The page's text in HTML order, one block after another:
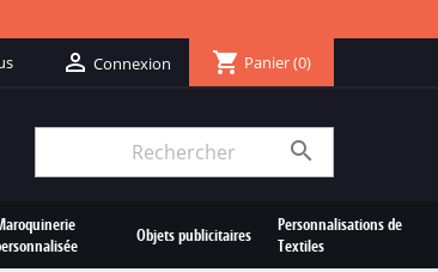
 Connexion shopping_cart Panier(0)

Objets publicitaires
Personnalisations de
Textiles